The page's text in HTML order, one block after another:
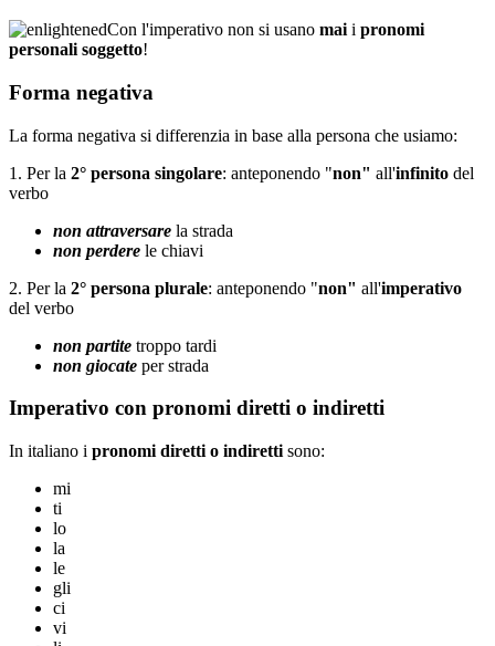
Con l'imperativo non si usano mai i pronomi
personali soggetto!
Forma negativa
La forma negativa si differenzia in base alla persona che usiamo:
1. Per la 2° persona singolare: anteponendo "non" all'infinito del
verbo
non attraversare la strada
non perdere le chiavi
2. Per la 2° persona plurale: anteponendo "non" all'imperativo
del verbo
non partite troppo tardi
non giocate per strada
Imperativo con pronomi diretti o indiretti
In italiano i pronomi diretti o indiretti sono:
mi
ti
lo
la
le
gli
ci
vi